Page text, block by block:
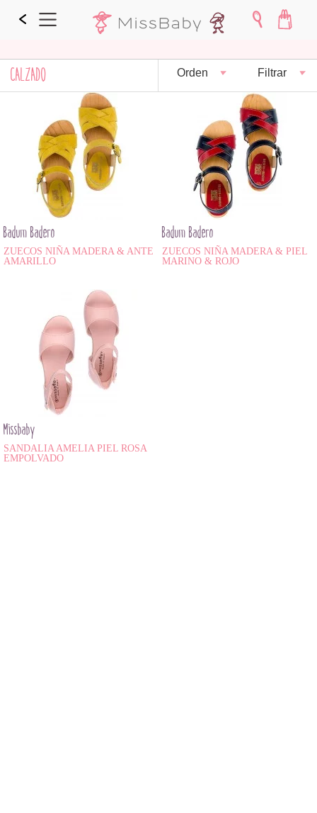
CALZADO Orden Filtrar
Badum Badero
ZUECOS NIÑA MADERA & ANTE
AMARILLO
Badum Badero
ZUECOS NIÑA MADERA & PIEL
MARINO & ROJO
Missbaby
SANDALIA AMELIA PIEL ROSA
EMPOLVADO